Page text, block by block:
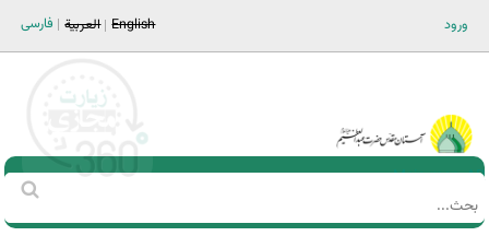
ورود فارسی العربية English
Main men-AR
استمارة
‏